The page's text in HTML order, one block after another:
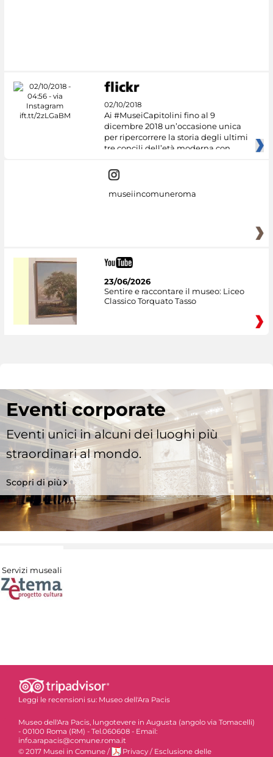
02/10/2018
Ai #MuseiCapitolini fino al 9
dicembre 2018 un’occasione unica
per ripercorrere la storia degli ultimi
tre concili dell’età moderna con
museiincomuneroma
23/06/2026
Sentire e raccontare il museo: Liceo
Classico Torquato Tasso
Eventi corporate
Eventi unici in alcuni dei luoghi più
straordinari al mondo.
Scopri di più
Servizi museali
Leggi le recensioni su: Museo dell'Ara Pacis
Museo dell'Ara Pacis, lungotevere in Augusta (angolo via Tomacelli)
- 00100 Roma (RM) - Tel.060608 - Email:
info.arapacis@comune.roma.it
© 2017 Musei in Comune / Privacy / Esclusione delle